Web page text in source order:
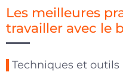
Les meilleures
travailler avec le
Techniques et